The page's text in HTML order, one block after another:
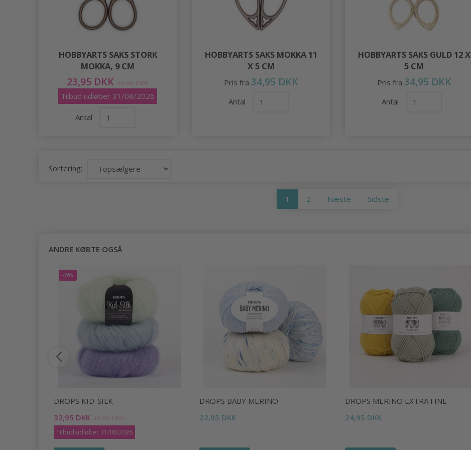
HOBBYARTS SAKS STORK
MOKKA, 9 CM
23,95 DKK 39,95 DKK
Tilbud udløber 31/08/2026
Antal
HOBBYARTS SAKS MOKKA 11
X 5 CM
Pris fra 34,95 DKK
Antal
HOBBYARTS SAKS GULD 12 X
5 CM
Pris fra 34,95 DKK
Antal
Sortering:
1 2 Næste Sidste
ANDRE KØBTE OGSÅ
-6%
DROPS KID-SILK
32,95 DKK 34,95 DKK
Tilbud udløber 31/08/2026
DROPS BABY MERINO
22,95 DKK
DROPS MERINO EXTRA FINE
24,95 DKK